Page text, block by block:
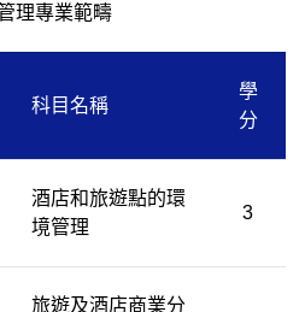
理專業範疇
科目名稱
學
分
酒店和旅遊點的環
境管理
3
旅遊及酒店商業分